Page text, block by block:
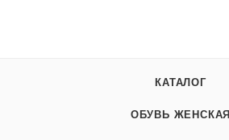
КАТАЛОГ
ОБУВЬ ЖЕНСКАЯ